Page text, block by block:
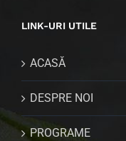
LINK-URI UTILE
ACASĂ
DESPRE NOI
PROGRAME